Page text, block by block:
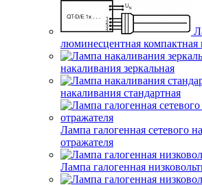
люминесцентная компактная
накаливания зеркальная
накаливания стандартная
Лампа галогенная сетевого
отражателя
Лампа галогенная